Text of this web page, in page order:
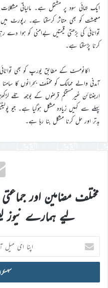
ایک تہائی سود پر مشتمل ہے۔ مالیاتی
معیشت کو بھی متاثر کرسکتا ہے۔ رپورٹ
توانائی کی بڑھتی قیمتیں بےامنی کو ہوا دے
کرنا پڑسکتا ہے۔
اکانومسٹ کے مطابق یورپ کو بھی
آمدنی والے ممالک کو مختلف بحرانوں کا
ارجنٹائن غیرمستحکم قرضوں کے بوجھ تلے
پہلے سے کہیں زیادہ مشکل ہوگیا ہے۔ جیو
بدتر اور حل کرنا مشکل بنا رہا ہے۔
مختلف مضامین اور
لیے ہمارے نیوز
اپنا
ای
میل
ڈی